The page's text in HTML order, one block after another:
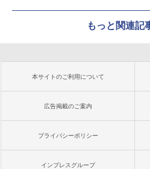
もっと関連記
本サイトのご利用について
広告掲載のご案内
プライバシーポリシー
インプレスグループ